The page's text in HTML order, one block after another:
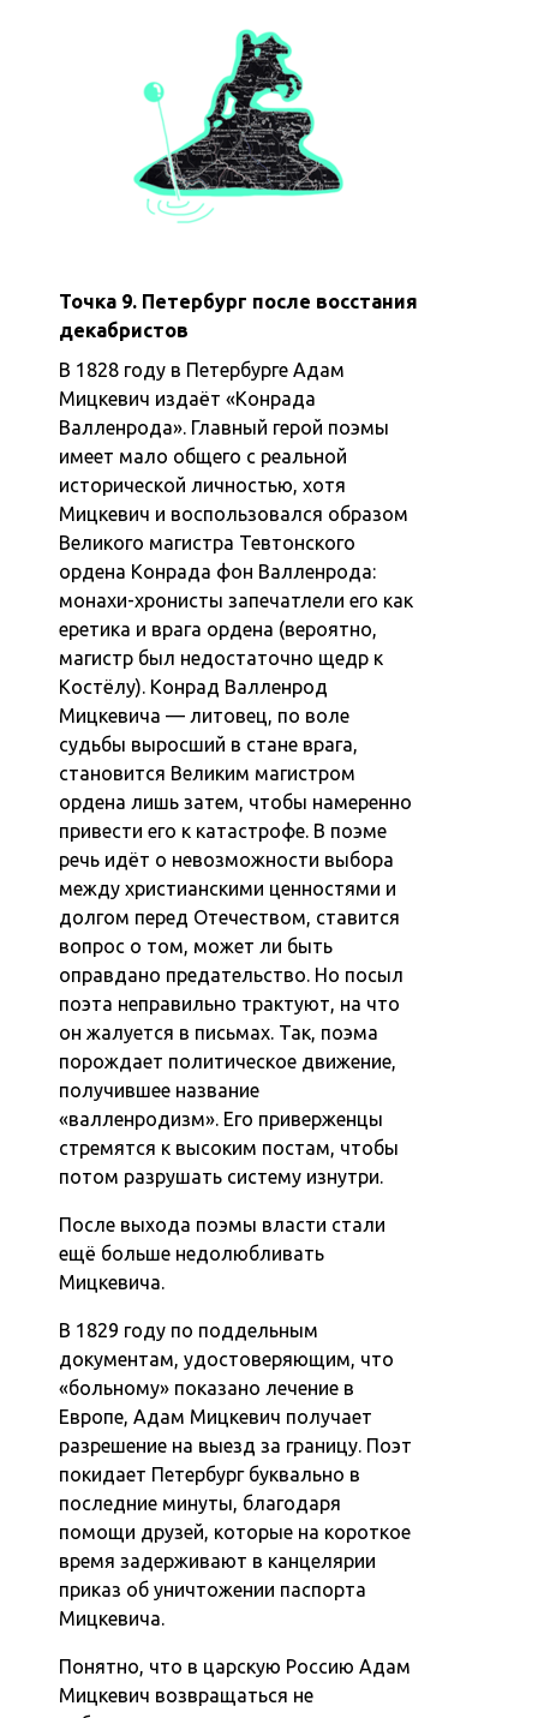
Точка 9. Петербург после восстания
декабристов
В 1828 году в Петербурге Адам
Мицкевич издаёт «Конрада
Валленрода». Главный герой поэмы
имеет мало общего с реальной
исторической личностью, хотя
Мицкевич и воспользовался образом
Великого магистра Тевтонского
ордена Конрада фон Валленрода:
монахи-хронисты запечатлели его как
еретика и врага ордена (вероятно,
магистр был недостаточно щедр к
Костёлу). Конрад Валленрод
Мицкевича — литовец, по воле
судьбы выросший в стане врага,
становится Великим магистром
ордена лишь затем, чтобы намеренно
привести его к катастрофе. В поэме
речь идёт о невозможности выбора
между христианскими ценностями и
долгом перед Отечеством, ставится
вопрос о том, может ли быть
оправдано предательство. Но посыл
поэта неправильно трактуют, на что
он жалуется в письмах. Так, поэма
порождает политическое движение,
получившее название
«валленродизм». Его приверженцы
стремятся к высоким постам, чтобы
потом разрушать систему изнутри.
После выхода поэмы власти стали
ещё больше недолюбливать
Мицкевича.
В 1829 году по поддельным
документам, удостоверяющим, что
«больному» показано лечение в
Европе, Адам Мицкевич получает
разрешение на выезд за границу. Поэт
покидает Петербург буквально в
последние минуты, благодаря
помощи друзей, которые на короткое
время задерживают в канцелярии
приказ об уничтожении паспорта
Мицкевича.
Понятно, что в царскую Россию Адам
Мицкевич возвращаться не